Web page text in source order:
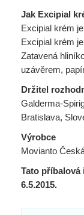
Jak Excipial
Excipial krém
Excipial krém
Zatavená
uzávěrem,
Držitel
Galderma-
Bratislava,
Výrobce
Movianto
Tato příbalová
6.5.2015.